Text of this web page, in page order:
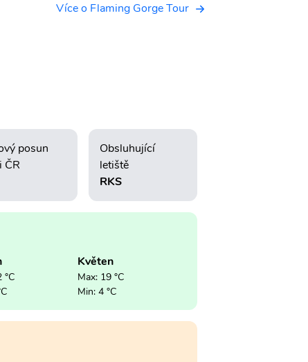
Více o Flaming Gorge Tour
posun
ČR
Obsluhující
letiště
RKS
°C
Květen
Max: 19 °C
Min: 4 °C